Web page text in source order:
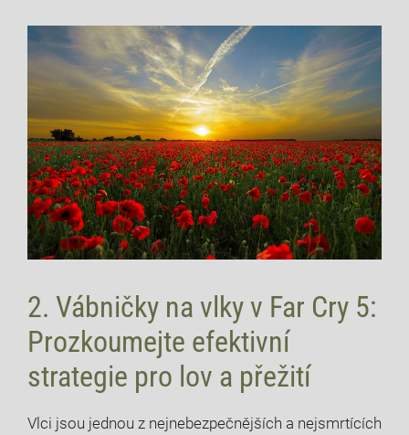
2. Vábničky na vlky v Far Cry 5:
Prozkoumejte efektivní
strategie pro lov a přežití
Vlci jsou jednou z nejnebezpečnějších a nejsmrtících